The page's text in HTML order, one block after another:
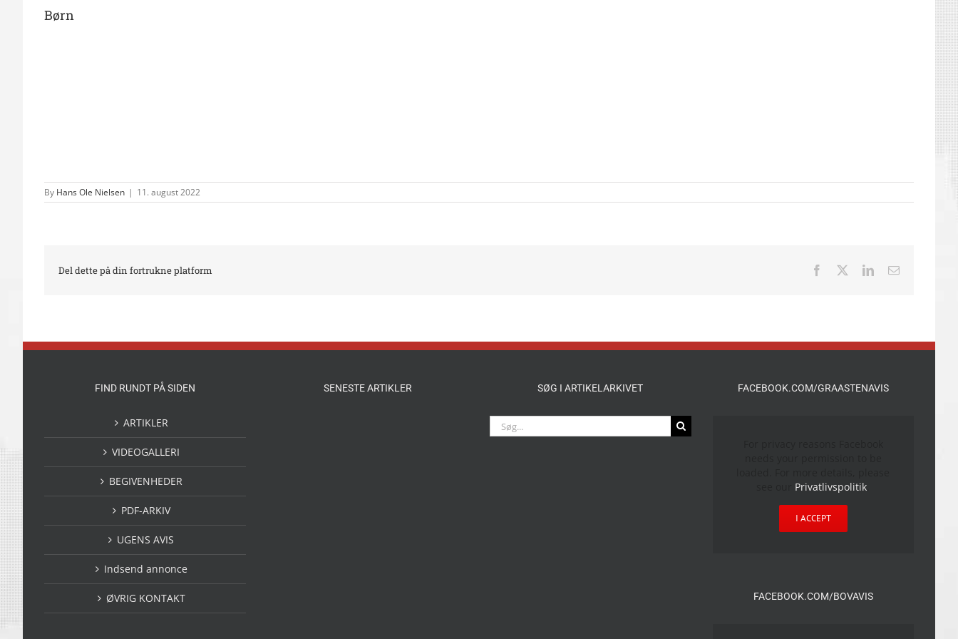
Børn
By Hans Ole Nielsen | 11. august 2022
Del dette på din fortrukne platform Facebook LinkedIn
E-
FIND RUNDT PÅ SIDEN
ARTIKLER
VIDEOGALLERI
BEGIVENHEDER
PDF-ARKIV
UGENS AVIS
Indsend annonce
ØVRIG KONTAKT
SENESTE ARTIKLER SØG I ARTIKELARKIVET
Søg
efter:
FACEBOOK.COM/GRAASTENAVIS
Privatlivspolitik
I ACCEPT
FACEBOOK.COM/BOVAVIS